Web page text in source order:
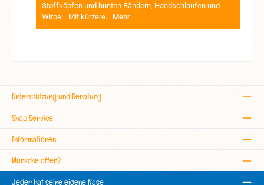
Stoffköpfen und bunten Bändern, Handschlaufen und
Wirbel. Mit kürzere… Mehr
Unterstützung und Beratung
Shop Service
Informationen
Wünsche offen?
Jeder hat seine eigene Nase